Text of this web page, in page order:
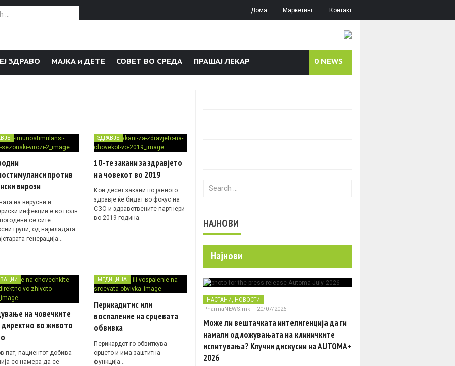
Дома Маркетинг Контакт
ЗДРАВО МАЈКА и ДЕТЕ СОВЕТ ВО СРЕДА ПРАШАЈ ЛЕКАР 0 NEWS
против
вирози
на вирусни и
инфекции е во полн
се сите
групи, од најмладата
генерација…
ЗДРАВЈЕ
10-те закани за здравјето
на човекот во 2019
Кои десет закани по јавното
здравје ќе бидат во фокус на
СЗО и здравствените партнери
во 2019 година.
на човечките
директно во живото
пат, пациентот добива
со намера да се
МЕДИЦИНА
Перикадитис или
воспаление на срцевата
обвивка
Перикардот го обвиткува
срцето и има заштитна
функција…
Search for:
НАЈНОВИ
Најнови
НАСТАНИ НОВОСТИ
PharmaNEWS.mk - 20/07/2026
Може ли вештачката интелигенција да ги
намали одложувањата на клиничките
испитувања? Клучни дискусии на AUTOMA+
2026